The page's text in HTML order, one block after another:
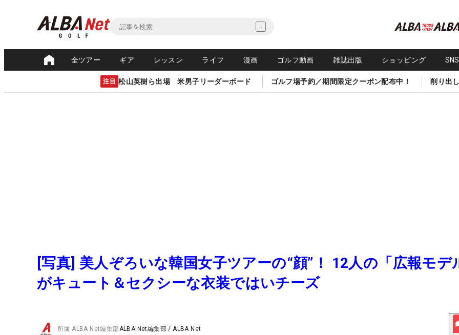
全ツアー ギア レッスン ライフ 漫画 ゴルフ動画 雑誌出版 ショッピング
注目 松山英樹ら出場 米男子リーダーボード ゴルフ場予約／期間限定クーポン配布中！ 削り出
[写真] 美人ぞろいな韓国女子ツアーの“顔”！ 12人の「広報モデ
がキュート＆セクシーな衣装ではいチーズ
所属ALBA Net編集部ALBA Net編集部 /ALBA Net